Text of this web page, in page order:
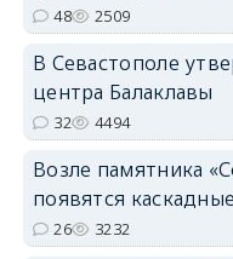
48 2509
В Севастополе
центра Балаклавы
32 4494
Возле памятника
появятся
26 3232